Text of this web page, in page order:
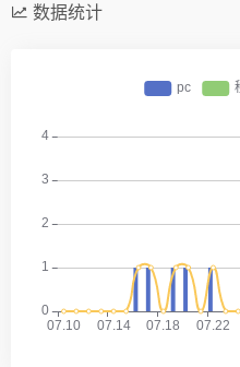
数据统计